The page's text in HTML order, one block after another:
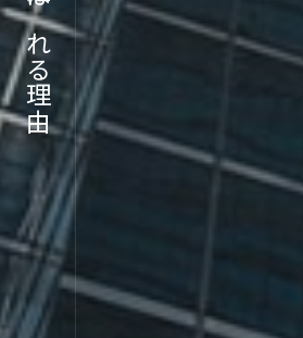
選ばれる理由 企業情報